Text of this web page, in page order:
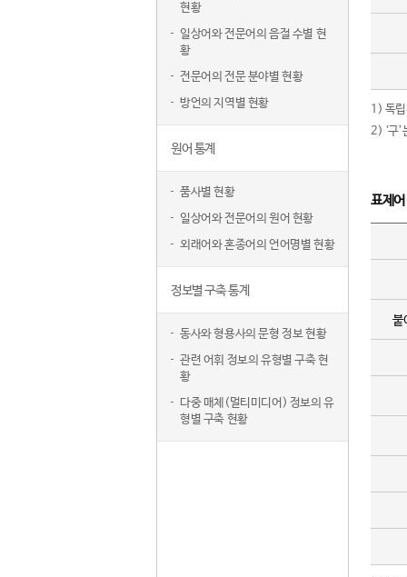
현황
일상어와 전문어의 음절 수별 현
황
전문어의 전문 분야별 현황
방언의 지역별 현황
원어 통계
품사별 현황
일상어와 전문어의 원어 현황
외래어와 혼종어의 언어명별 현황
정보별 구축 통계
동사와 형용사의 문형 정보 현황
관련 어휘 정보의 유형별 구축 현
황
다중 매체(멀티미디어) 정보의 유
형별 구축 현황
1) 독립
2) ‘구
표제
붙